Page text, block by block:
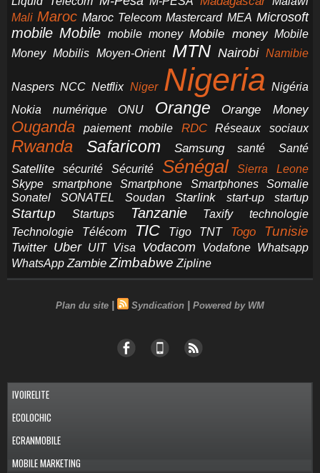
Mali Maroc Maroc Telecom Mastercard MEA Microsoft
mobile Mobile mobile money Mobile money Mobile
Money Mobilis Moyen-Orient MTN Nairobi Namibie
Naspers NCC Netflix Niger Nigeria Nigéria
Nokia
numérique ONU Orange Orange Money
Ouganda paiement mobile RDC Réseaux sociaux
Rwanda Safaricom Samsung santé Santé
Satellite sécurité Sécurité Sénégal
Sierra Leone
Skype
smartphone Smartphone Smartphones
Somalie
Sonatel
SONATEL Soudan Starlink start-up startup
Startup Startups Tanzanie Taxify
technologie
Technologie
Télécom TIC Tigo TNT Togo Tunisie
Twitter Uber UIT Visa Vodacom Vodafone Whatsapp
WhatsApp Zambie Zimbabwe Zipline
Plan du site | Syndication | Powered by WM
IVOIRELITE
ECOLOCHIC
ECRANMOBILE
MOBILE MARKETING